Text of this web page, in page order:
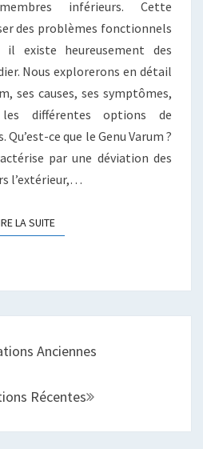
inférieurs. Cette
des problèmes fonctionnels
existe heureusement des
Nous explorerons en détail
ses causes, ses symptômes,
différentes options de
ce que le Genu Varum ?
par une déviation des
l’extérieur,…
LA SUITELIRE LA SUITE
Anciennes
Récentes